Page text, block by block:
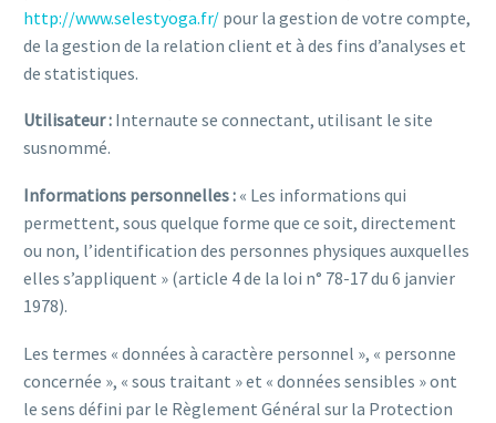
http://www.selestyoga.fr/ pour la gestion de votre compte,
de la gestion de la relation client et à des fins d’analyses et
de statistiques.
Utilisateur : Internaute se connectant, utilisant le site
susnommé.
Informations personnelles : « Les informations qui
permettent, sous quelque forme que ce soit, directement
ou non, l’identification des personnes physiques auxquelles
elles s’appliquent » (article 4 de la loi n° 78-17 du 6 janvier
1978).
Les termes « données à caractère personnel », « personne
concernée », « sous traitant » et « données sensibles » ont
le sens défini par le Règlement Général sur la Protection